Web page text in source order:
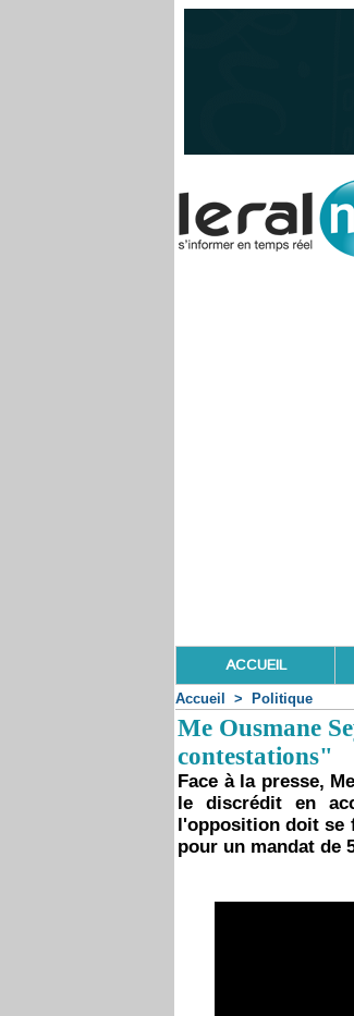
ACCUEIL
Accueil > Politique
Me Ousmane
contestations"
Face à la presse,
le discrédit en
l'opposition doit se
pour un mandat de